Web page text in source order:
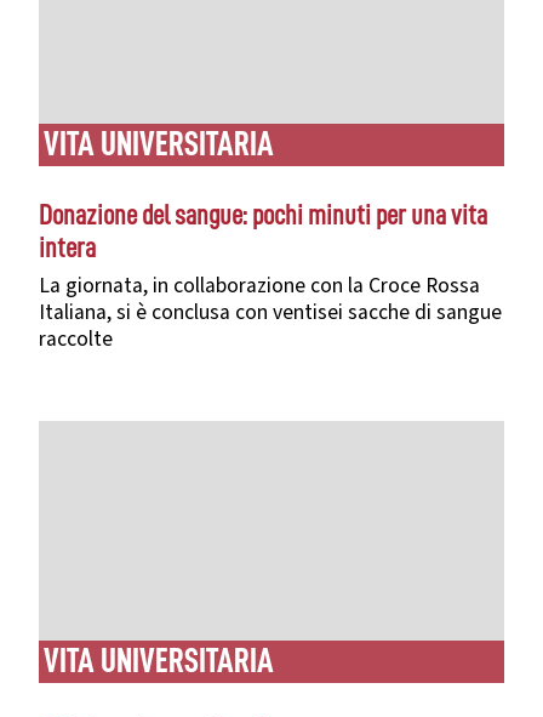
VITA UNIVERSITARIA
Donazione del sangue: pochi minuti per una vita
intera
La giornata, in collaborazione con la Croce Rossa
Italiana, si è conclusa con ventisei sacche di sangue
raccolte
VITA UNIVERSITARIA